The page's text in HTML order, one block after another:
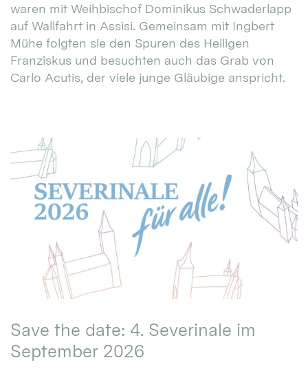
waren mit Weihbischof Dominikus Schwaderlapp
auf Wallfahrt in Assisi. Gemeinsam mit Ingbert
Mühe folgten sie den Spuren des Heiligen
Franziskus und besuchten auch das Grab von
Carlo Acutis, der viele junge Gläubige anspricht.
Save the date: 4. Severinale im
September 2026